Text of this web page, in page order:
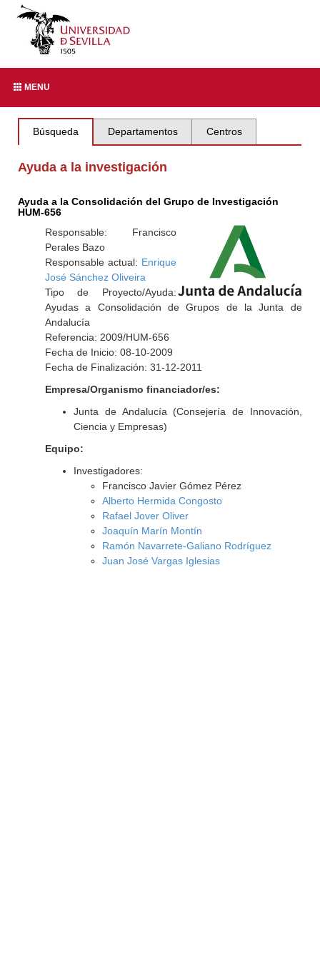
MENU
Búsqueda Departamentos Centros
Ayuda a la investigación
Ayuda a la Consolidación del Grupo de Investigación
HUM-656
Responsable: Francisco
Perales Bazo
Responsable actual: Enrique
José Sánchez Oliveira
Tipo de Proyecto/Ayuda:
Ayudas a Consolidación de Grupos de la Junta de
Andalucía
Referencia: 2009/HUM-656
Fecha de Inicio: 08-10-2009
Fecha de Finalización: 31-12-2011
Empresa/Organismo financiador/es:
Junta de Andalucía (Consejería de Innovación,
Ciencia y Empresas)
Equipo:
Investigadores:
Francisco Javier Gómez Pérez
Alberto Hermida Congosto
Rafael Jover Oliver
Joaquín Marín Montín
Ramón Navarrete-Galiano Rodríguez
Juan José Vargas Iglesias